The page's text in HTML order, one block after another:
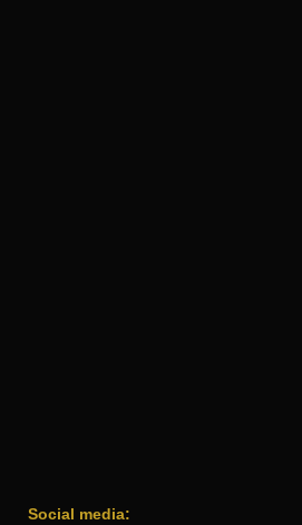
Social media: